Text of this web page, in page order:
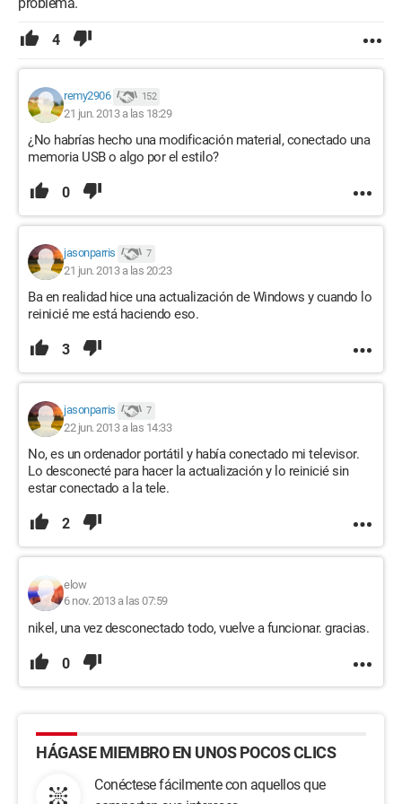
4
remy2906 152
21 jun. 2013 a las 18:29
¿No habrías hecho una modificación material, conectado una
memoria USB o algo por el estilo?
0
jasonparris 7
21 jun. 2013 a las 20:23
Ba en realidad hice una actualización de Windows y cuando lo
reinicié me está haciendo eso.
3
jasonparris 7
22 jun. 2013 a las 14:33
No, es un ordenador portátil y había conectado mi televisor.
Lo desconecté para hacer la actualización y lo reinicié sin
estar conectado a la tele.
2
elow
6 nov. 2013 a las 07:59
nikel, una vez desconectado todo, vuelve a funcionar. gracias.
0
HÁGASE MIEMBRO EN UNOS POCOS CLICS
Conéctese fácilmente con aquellos que